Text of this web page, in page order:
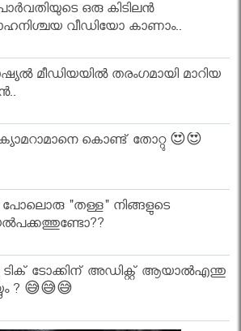
ഒരു കിടിലൻ
വീഡിയോ കാണാം..
മീഡിയയിൽ തരംഗമായി മാറിയ
കൊണ്ട് തോറ്റു 😍😍
"തള്ള" നിങ്ങളുടെ
ടിക് ടോക്കിന് അഡിക്റ്റ് ആയാൽഎന്തു
? 😅😅😅